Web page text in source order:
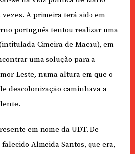
vezes. A primeira terá sido em
português tentou realizar uma
Cimeira de Macau), em
uma solução para a
Leste, numa altura em que o
descolonização caminhava a
em nome da UDT. De
Almeida Santos, que era,